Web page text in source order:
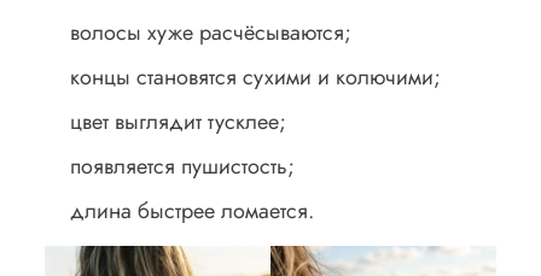
волосы хуже расчёсываются;
концы становятся сухими и колючими;
цвет выглядит тусклее;
появляется пушистость;
длина быстрее ломается.